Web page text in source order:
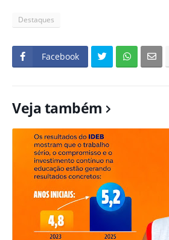
Destaques
Facebook
Veja também